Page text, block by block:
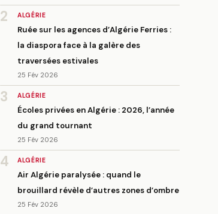
2 ALGÉRIE
Ruée sur les agences d’Algérie Ferries :
la diaspora face à la galère des
traversées estivales
25 Fév 2026
3 ALGÉRIE
Écoles privées en Algérie : 2026, l’année
du grand tournant
25 Fév 2026
4 ALGÉRIE
Air Algérie paralysée : quand le
brouillard révèle d’autres zones d’ombre
25 Fév 2026